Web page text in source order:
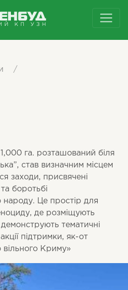
/
га. розташований біля
став визначним місцем
заходи, присвячені
боротьбі
народу. Це простір для
де розміщують
тематичні
підтримки, як-от
вільного Криму»